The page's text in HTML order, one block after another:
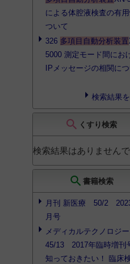
ペインクリニック科
30
歯科・口腔外科 30
美容外科
30
20
漢方医学 20
その他（教育・介護・
獣医関係） 8
による体腔液検査の有
ついて
326 多項目自動分析装置
5000 測定モード間にお
IPメッセージの相関に
検索結果
search くすり検索
検索結果はありません
search 書籍検索
月刊 新医療 50/2
月号
メディカルテクノロジ
45/13 2017年臨時増
知っておきたい！ 臨床